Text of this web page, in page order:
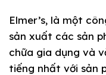
Elmer’s, là một
sản xuất các sản
chữa gia dụng và
tiếng nhất với sản